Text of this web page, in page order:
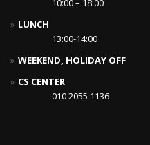
10:00 – 18:00
LUNCH
13:00-14:00
WEEKEND, HOLIDAY OFF
CS CENTER
010 2055 1136